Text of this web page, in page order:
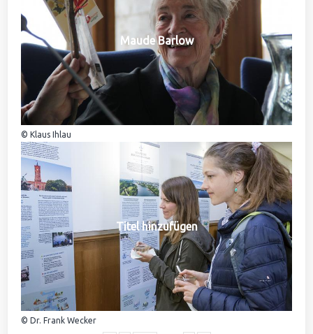
Maude Barlow
© Klaus Ihlau
Titel hinzufügen
© Dr. Frank Wecker